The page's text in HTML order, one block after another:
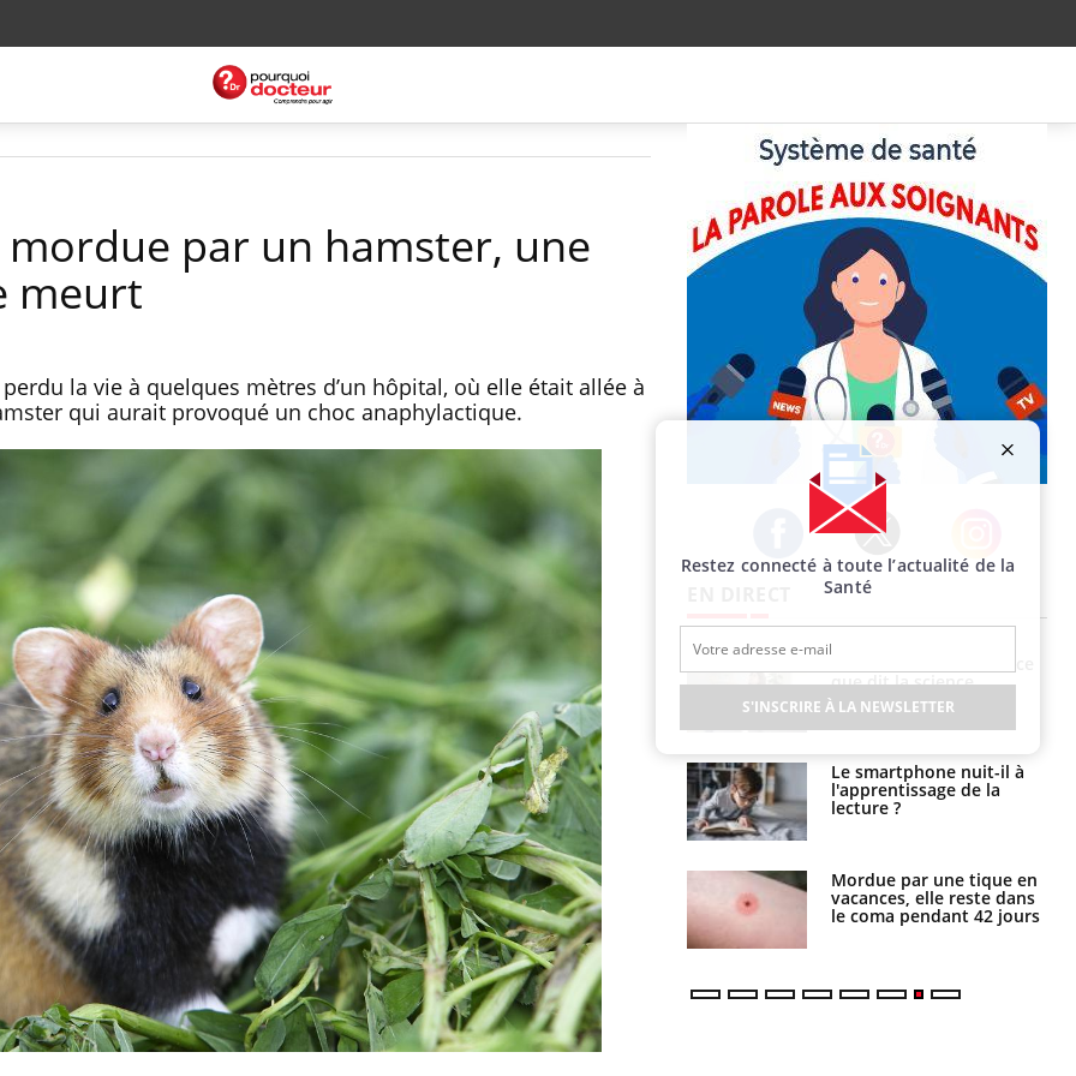
par un hamster, une
meurt
la vie à quelques mètres d’un hôpital, où elle était allée à
qui aurait provoqué un choc anaphylactique.
Facebook Twitter Instagram
La sieste empêche-t-elle
de dormir la nuit ?
VIH : la fin du comprimé
tous les jours se profile-t-
elle enfin ?
Pourquoi votre ventre
gâche-t-il les premiers
jours de vos vacances ?
Fortes chaleurs :
pourquoi le risque de
noyade grimpe-t-il ?
Le Viagra pourrait-il
freiner la propagation du
cancer ?
Pourquoi manger moins
de protéines pourrait
finalement être bénéfique
que dit la science
Le smartphone nuit-il à
l'apprentissage de la
lecture ?
Mordue par une tique en
vacances, elle reste dans
le coma pendant 42 jours
Restez connecté à toute l’actualité de la
Santé
S'INSCRIRE À LA NEWSLETTER